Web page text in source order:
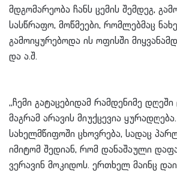
მდგომარეობა ჩანს ცემის შემდეგ,
სასწრაფო, მოწმეები, რომლებმაც
გამოიყურებოდა ის ოფისში
და ა.შ.
,,ჩემი გატაცებიდამ რამდენიმე
მაგრამ არავის მიუქცევია
სახელმწიფოში ცხოვრება, სადაც
იმიტომ შედიან, რომ დანაშაული
ვერავინ მოკიდოს. ერთხელ მაინც